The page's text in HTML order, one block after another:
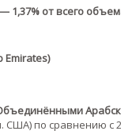
1,37% от всего
Emirates)
США) по сравнению с